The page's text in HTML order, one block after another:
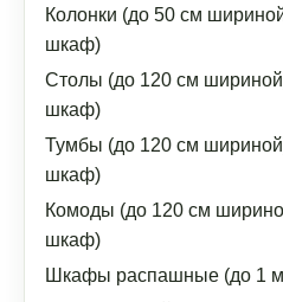
Колонки (до 50 см
шкаф)
Столы (до 120 см
шкаф)
Тумбы (до 120 см
шкаф)
Комоды (до 120 см
шкаф)
Шкафы распашные (до 1